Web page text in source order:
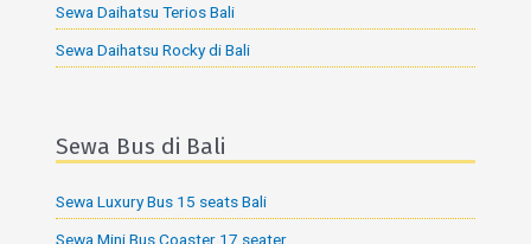
Sewa Daihatsu Terios Bali
Sewa Daihatsu Rocky di Bali
Sewa Bus di Bali
Sewa Luxury Bus 15 seats Bali
Sewa Mini Bus Coaster 17 seater